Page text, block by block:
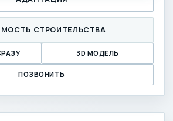
СТРОИТЕЛЬСТВА
3D МОДЕЛЬ
ПОЗВОНИТЬ